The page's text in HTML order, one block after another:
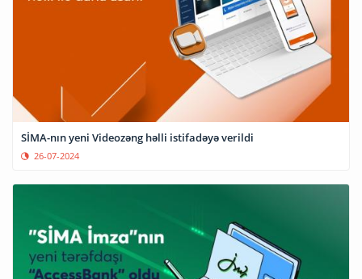
SİMA-nın yeni Videozəng həlli istifadəyə verildi
26-07-2024